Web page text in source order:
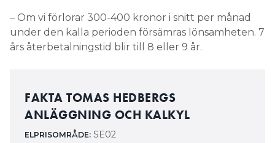
– Om vi förlorar 300-400 kronor i snitt per månad
under den kalla perioden försämras lönsamheten. 7
års återbetalningstid blir till 8 eller 9 år.
FAKTA TOMAS HEDBERGS
ANLÄGGNING OCH KALKYL
ELPRISOMRÅDE: SE02